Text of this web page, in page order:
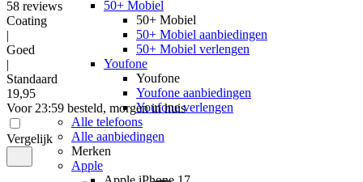
50+ Mobiel
50+ Mobiel
50+ Mobiel aanbiedingen
50+ Mobiel verlengen
Youfone
Youfone
Youfone aanbiedingen
Youfone verlengen
Alle telefoons
Alle aanbiedingen
Merken
Apple
58 reviews
Coating
|
Goed
|
Standaard
19,95
Voor 23:59 besteld, morgen in huis
Vergelijk